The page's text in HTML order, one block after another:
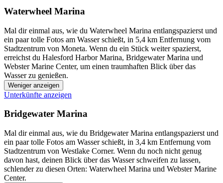
Waterwheel Marina
Mal dir einmal aus, wie du Waterwheel Marina entlangspazierst und
ein paar tolle Fotos am Wasser schießt, in 5,4 km Entfernung vom
Stadtzentrum von Moneta. Wenn du ein Stück weiter spazierst,
erreichst du Halesford Harbor Marina, Bridgewater Marina und
Webster Marine Center, um einen traumhaften Blick über das
Wasser zu genießen.
Weniger anzeigen
Unterkünfte anzeigen
Bridgewater Marina
Mal dir einmal aus, wie du Bridgewater Marina entlangspazierst und
ein paar tolle Fotos am Wasser schießt, in 3,4 km Entfernung vom
Stadtzentrum von Westlake Corner. Wenn du noch nicht genug
davon hast, deinen Blick über das Wasser schweifen zu lassen,
schlender zu diesen Orten: Waterwheel Marina und Webster Marine
Center.